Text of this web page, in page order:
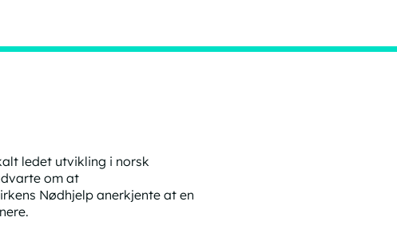
ledet utvikling i norsk
om at
Nødhjelp anerkjente at en